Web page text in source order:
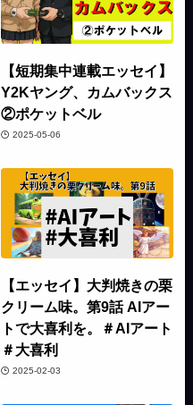
【短期集中連載エッセイ】
Y2Kヤング、カムバックス
②ポケットベル
2025-05-06
【エッセイ】大判焼きの栗
クリーム味。第9話 AIアー
トで大喜利を。＃AIアート
＃大喜利
2025-02-03